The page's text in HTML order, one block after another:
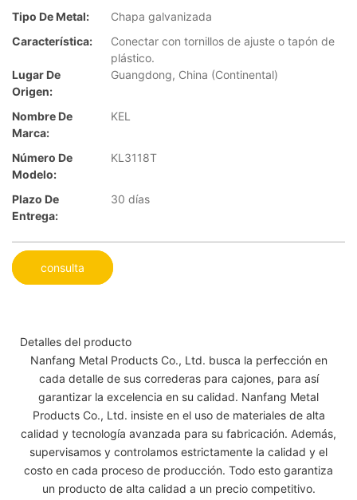
Tipo De Metal:
Chapa galvanizada
Característica:
Conectar con tornillos de ajuste o tapón de
plástico.
Lugar De
Origen:
Guangdong, China (Continental)
Nombre De
Marca:
KEL
Número De
Modelo:
KL3118T
Plazo De
Entrega:
30 días
consulta
Detalles del producto
Nanfang Metal Products Co., Ltd. busca la perfección en
cada detalle de sus correderas para cajones, para así
garantizar la excelencia en su calidad. Nanfang Metal
Products Co., Ltd. insiste en el uso de materiales de alta
calidad y tecnología avanzada para su fabricación. Además,
supervisamos y controlamos estrictamente la calidad y el
costo en cada proceso de producción. Todo esto garantiza
un producto de alta calidad a un precio competitivo.